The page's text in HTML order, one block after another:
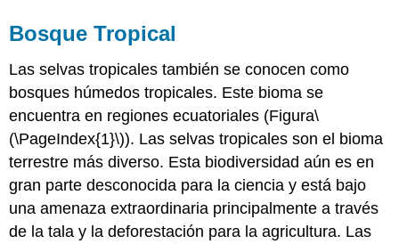
Bosque Tropical
Las selvas tropicales también se conocen como
bosques húmedos tropicales. Este bioma se
encuentra en regiones ecuatoriales (Figura\
(\PageIndex{1}\)). Las selvas tropicales son el bioma
terrestre más diverso. Esta biodiversidad aún es en
gran parte desconocida para la ciencia y está bajo
una amenaza extraordinaria principalmente a través
de la tala y la deforestación para la agricultura. Las